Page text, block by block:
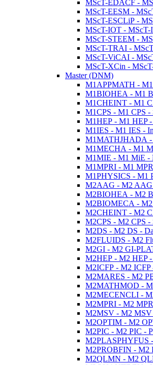
MScT-EDACF -
MScT-EESM -
MScT-ESCLiP -
MScT-IOT - MScT-
MScT-STEEM -
MScT-TRAI -
MScT-ViCAI -
MScT-XCin -
Master (DNM)
M1APPMATH - M1
M1BIOHEA - M1
M1CHEINT - M1
M1CPS - M1 CPS -
M1HEP - M1 HEP -
M1IES - M1 IES -
M1MATHJHADA -
M1MECHA - M1
M1MIE - M1 MiE -
M1MPRI - M1
M1PHYSICS - M1
M2AAG - M2 AAG
M2BIOHEA - M2
M2BIOMECA - M2
M2CHEINT - M2
M2CPS - M2 CPS -
M2DS - M2 DS -
M2FLUIDS - M2
M2GI - M2 GI-
M2HEP - M2 HEP -
M2ICFP - M2 ICFP
M2MARES - M2
M2MATHMOD -
M2MECENCLI -
M2MPRI - M2
M2MSV - M2 MSV
M2OPTIM - M2
M2PIC - M2 PIC -
M2PLASPHYFUS -
M2PROBFIN - M2
M2QLMN - M2